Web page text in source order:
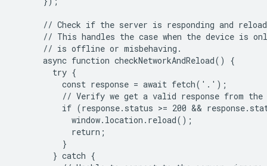
// Check if the server is responding and
// This handles the case when the device is
      // is offline or misbehaving.
      async function checkNetworkAndReload() {
        try {
          const response = await fetch('.');
// Verify we get a valid response from the
if (response.status >= 200 &&
            window.location.reload();
            return;
          }
        } catch {